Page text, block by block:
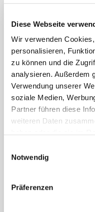
Diese Webseite
Wir verwenden
personalisieren,
zu können und die
analysieren. Außerdem
Verwendung unserer
soziale Medien,
Partner führen diese
weiteren Daten
Cookies, wenn Sie
Notwendig
Präferenzen
Die AkdÄ sieht für
Indikation
Patienten mit
pro Monat, die auf
medikamentösen
ansprechen, für die
oder die diese
Propranolol,
Clostridium
belegt an.
Über den